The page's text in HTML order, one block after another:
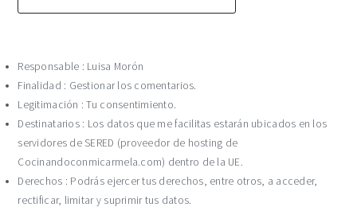
Responsable : Luisa Morón
Finalidad : Gestionar los comentarios.
Legitimación : Tu consentimiento.
Destinatarios : Los datos que me facilitas estarán ubicados en los
servidores de SERED (proveedor de hosting de
Cocinandoconmicarmela.com) dentro de la UE.
Derechos : Podrás ejercer tus derechos, entre otros, a acceder,
rectificar, limitar y suprimir tus datos.